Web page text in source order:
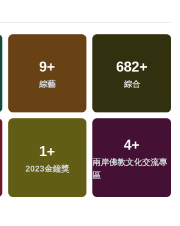
9+
綜藝
682+
綜合
1+
2023金鐘獎
4+
兩岸佛教文化交流專
區